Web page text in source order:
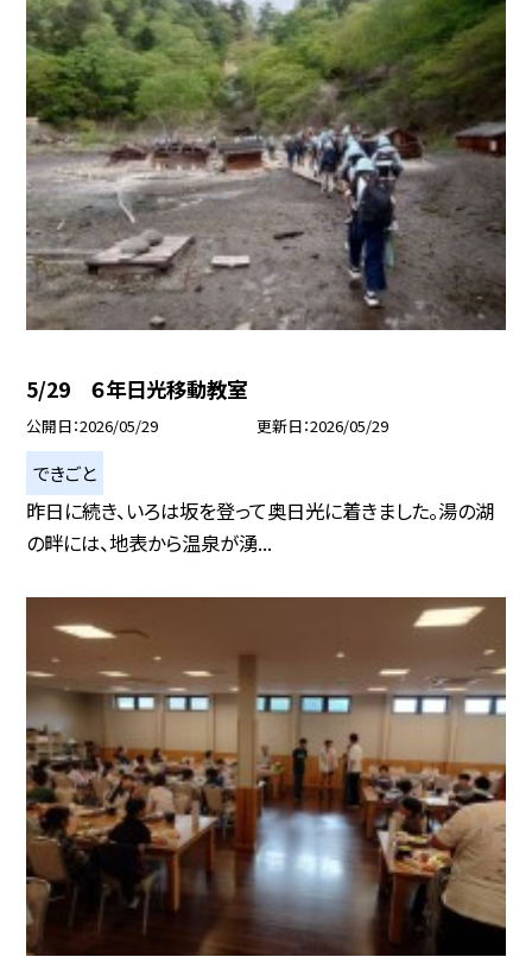
5/29 ６年日光移動教室
公開日 2026/05/29 更新日 2026/05/29
できごと
昨日に続き、いろは坂を登って奥日光に着きました。湯の湖
の畔には、地表から温泉が湧...